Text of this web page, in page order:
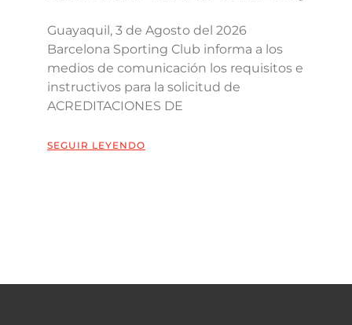
Guayaquil, 3 de Agosto del 2026
Barcelona Sporting Club informa a los
medios de comunicación los requisitos e
instructivos para la solicitud de
ACREDITACIONES DE
SEGUIR LEYENDO